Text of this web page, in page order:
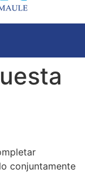
conjuntamente